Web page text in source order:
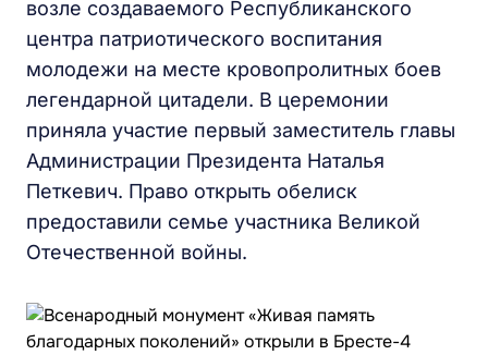
возле создаваемого Республиканского
центра патриотического воспитания
молодежи на месте кровопролитных боев
легендарной цитадели. В церемонии
приняла участие первый заместитель главы
Администрации Президента Наталья
Петкевич. Право открыть обелиск
предоставили семье участника Великой
Отечественной войны.